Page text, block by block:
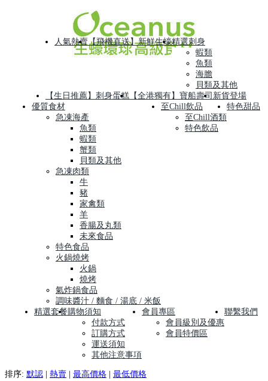
人氣熱賣【飛機直送】新鮮生蠔精選刺身
蝦類
魚類
海膽
貝類及其他
【生日推薦】刺身蛋糕 【全港獨有】寶船壽司 新貨登場
優質食材
急凍海產
魚類
蝦類
蟹類
貝類及其他
急凍肉類
牛
豬
家禽類
羊
香腸及丸類
未來食品
特色食品
火鍋燒烤
火鍋
燒烤
氣炸鍋食品
調味醬汁 / 麵食 / 湯底 / 米飯
至Chill飲品
至Chill酒類
特色飲品
特色甜品
精選套餐購物須知
付款方式
訂購方式
運送須知
其他注意事項
會員專區
會員級別及優惠
會員特價區
聯繫我們
排序: 默認 熱賣 最高價格 最低價格